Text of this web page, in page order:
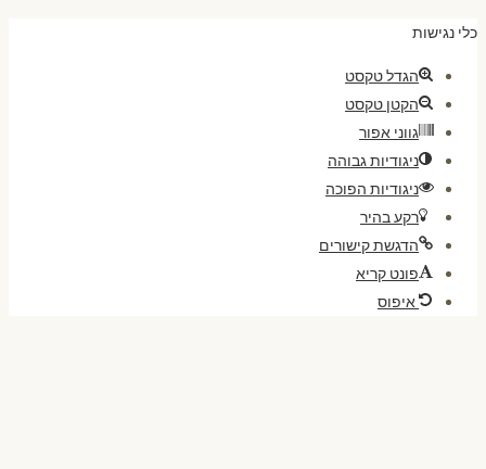
כלי נגישות
הגדל טקסט
הקטן טקסט
גווני אפור
ניגודיות גבוהה
ניגודיות הפוכה
רקע בהיר
הדגשת קישורים
פונט קריא
איפוס